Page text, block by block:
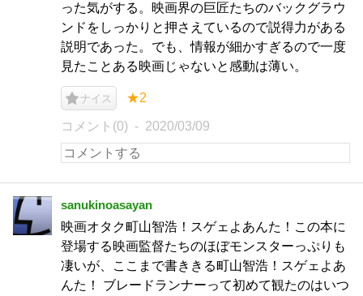
った気がする。映画界の巨匠たちのバックグラウ
ンドをしっかりと押さえているので説得力がある
説明であった。でも、情報が細かすぎるので一度
見たことある映画じゃないと感動は薄い。
ナイス ★2
コメント(0) 2020/03/09
sanukinoasayan
映画オタク町山智浩！スゲェよあんた！この本に
登場する映画監督たちのほぼモンスターっぷりも
凄いが、ここまで書ききる町山智浩！スゲェよあ
んた！ ブレードランナーって初めて観たのはいつ